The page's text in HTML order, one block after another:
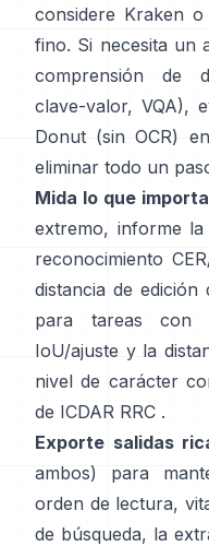
considere Kraken o
fino. Si necesita un
comprensión de
clave-valor, VQA),
Donut (sin OCR)
eliminar todo un
Mida lo que
extremo, informe la
reconocimiento
distancia de edición
para tareas con
IoU/ajuste y la
nivel de carácter
de ICDAR RRC .
Exporte salidas
ambos) para
orden de lectura,
de búsqueda, la